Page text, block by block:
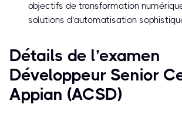
objectifs de transformation
solutions d’automatisation
Détails de l’examen
Développeur Senior
Appian (ACSD)